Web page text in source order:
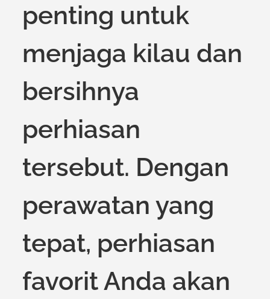
penting untuk
menjaga kilau dan
bersihnya
perhiasan
tersebut. Dengan
perawatan yang
tepat, perhiasan
favorit Anda akan